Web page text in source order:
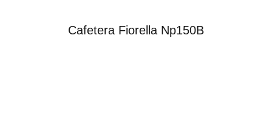
Cafetera Fiorella Np150B